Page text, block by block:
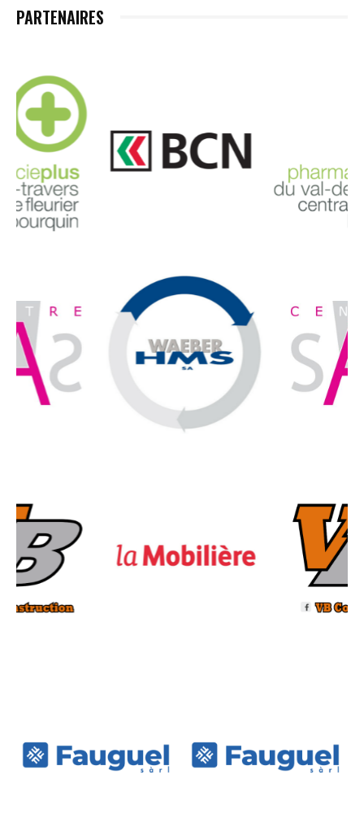
PARTENAIRES